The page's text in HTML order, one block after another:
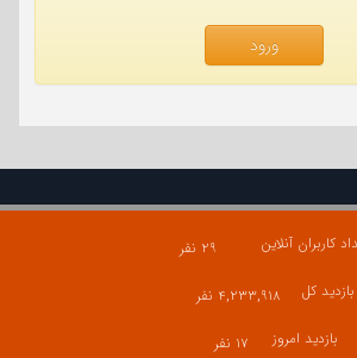
ورود
کاربران آنلاین
۲۹ نفر
بازدید کل
۴,۲۳۳,۹۱۸ نفر
بازدید امروز
۱۷ نفر